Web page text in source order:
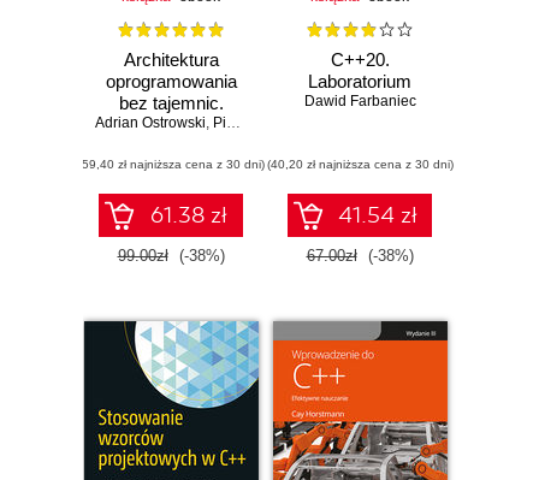
Architektura
oprogramowania
bez tajemnic.
Wykorzystaj język
wydajnych aplikacji
i systemów
Adrian Ostrowski, Piotr Gaczkowski
(59,40 zł najniższa cena z 30 dni)
61.38 zł
99.00zł (-38%)
C++20.
Laboratorium
Dawid Farbaniec
(40,20 zł najniższa cena z 30 dni)
41.54 zł
67.00zł (-38%)